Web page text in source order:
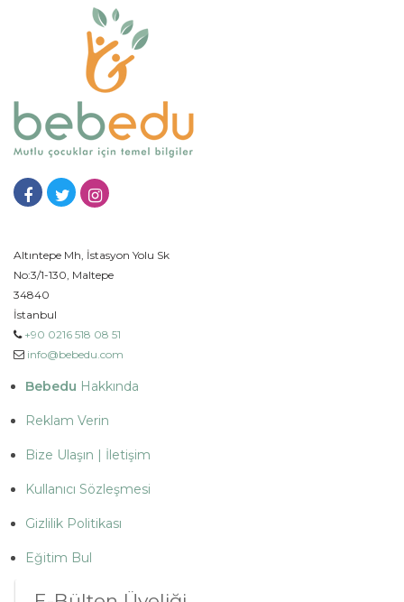
Altıntepe Mh, İstasyon Yolu Sk
No:3/1-130, Maltepe
34840
İstanbul
+90 0216 518 08 51
info@bebedu.com
Bebedu Hakkında
Reklam Verin
Bize Ulaşın | İletişim
Kullanıcı Sözleşmesi
Gizlilik Politikası
Eğitim Bul